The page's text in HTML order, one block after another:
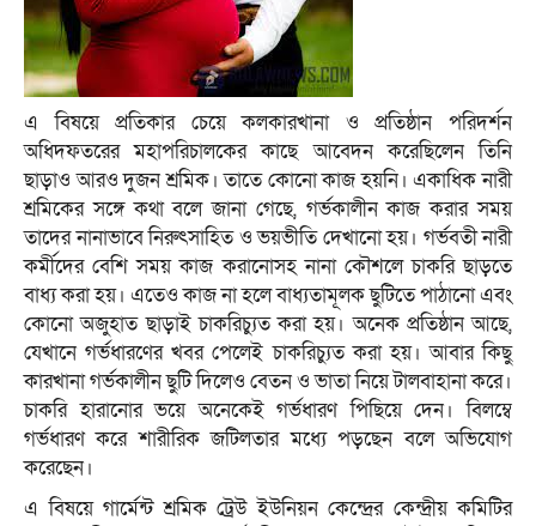
এ বিষয়ে প্রতিকার চেয়ে কলকারখানা ও প্রতিষ্ঠান পরিদর্শন
অধিদফতরের মহাপরিচালকের কাছে আবেদন করেছিলেন তিনি
ছাড়াও আরও দুজন শ্রমিক। তাতে কোনো কাজ হয়নি। একাধিক নারী
শ্রমিকের সঙ্গে কথা বলে জানা গেছে, গর্ভকালীন কাজ করার সময়
তাদের নানাভাবে নিরুৎসাহিত ও ভয়ভীতি দেখানো হয়। গর্ভবতী নারী
কর্মীদের বেশি সময় কাজ করানোসহ নানা কৌশলে চাকরি ছাড়তে
বাধ্য করা হয়। এতেও কাজ না হলে বাধ্যতামূলক ছুটিতে পাঠানো এবং
কোনো অজুহাত ছাড়াই চাকরিচ্যুত করা হয়। অনেক প্রতিষ্ঠান আছে,
যেখানে গর্ভধারণের খবর পেলেই চাকরিচ্যুত করা হয়। আবার কিছু
কারখানা গর্ভকালীন ছুটি দিলেও বেতন ও ভাতা নিয়ে টালবাহানা করে।
চাকরি হারানোর ভয়ে অনেকেই গর্ভধারণ পিছিয়ে দেন। বিলম্বে
গর্ভধারণ করে শারীরিক জটিলতার মধ্যে পড়ছেন বলে অভিযোগ
করেছেন।
এ বিষয়ে গার্মেন্ট শ্রমিক ট্রেউ ইউনিয়ন কেন্দ্রের কেন্দ্রীয় কমিটির